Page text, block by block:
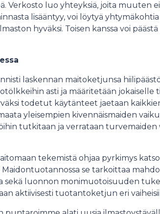
Verkosto luo yhteyksiä, joita muuten
lisääntyy, voi löytyä
hyväksi. Toisen kanssa voi
laskennan maitoketjunsa
asti ja määritetään jokaiselle
todetut käytänteet jaetaan
yleisempien kivennäismaiden
tutkitaan ja verrataan turvemaiden
tekemistä ohjaa pyrkimys
se tarkoittaa
sekä luonnon monimuotoisuuden
aktiivisesti tuotantoketjun eri